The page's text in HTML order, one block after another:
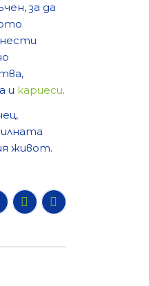
за да
и кариеси.
живот.